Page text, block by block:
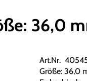
36,0
Art.Nr.
Größe: 36,0